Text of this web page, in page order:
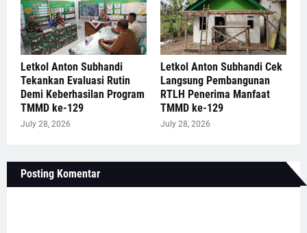
Letkol Anton Subhandi
Tekankan Evaluasi Rutin
Demi Keberhasilan Program
TMMD ke-129
July 28, 2026
Letkol Anton Subhandi Cek
Langsung Pembangunan
RTLH Penerima Manfaat
TMMD ke-129
July 28, 2026
Posting Komentar